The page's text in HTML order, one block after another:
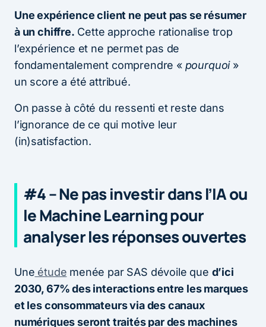
Une expérience client ne peut pas se résumer
à un chiffre. Cette approche rationalise trop
l’expérience et ne permet pas de
fondamentalement comprendre «pourquoi»
un score a été attribué.
On passe à côté du ressenti et reste dans
l’ignorance de ce qui motive leur
(in)satisfaction.
#4 – Ne pas investir dans l’IA ou
le Machine Learning pour
analyser les réponses ouvertes
Une étude menée par SAS dévoile que d’ici
2030, 67% des interactions entre les marques
et les consommateurs via des canaux
numériques seront traités par des machines